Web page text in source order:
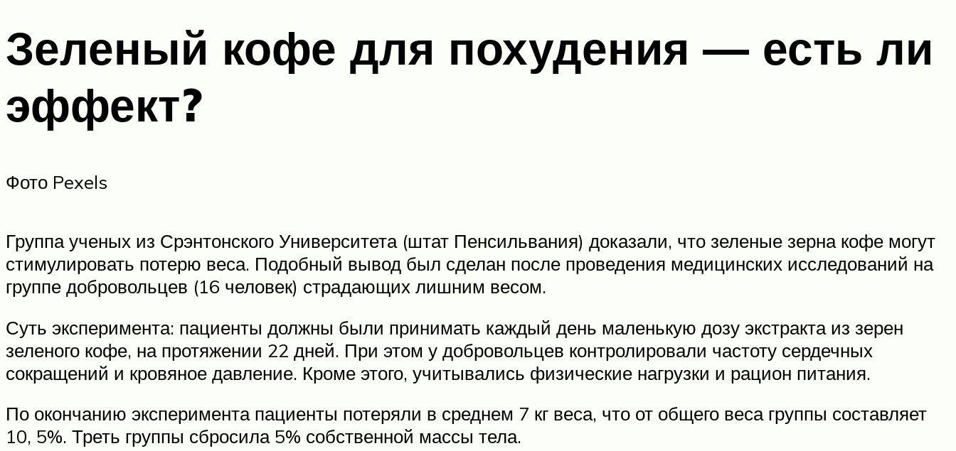
Зеленый кофе для похудения — есть ли
эффект?
Фото Pexels
Группа ученых из Срэнтонского Университета (штат Пенсильвания) доказали, что зеленые зерна кофе могут
стимулировать потерю веса. Подобный вывод был сделан после проведения медицинских исследований на
группе добровольцев (16 человек) страдающих лишним весом.
Суть эксперимента: пациенты должны были принимать каждый день маленькую дозу экстракта из зерен
зеленого кофе, на протяжении 22 дней. При этом у добровольцев контролировали частоту сердечных
сокращений и кровяное давление. Кроме этого, учитывались физические нагрузки и рацион питания.
По окончанию эксперимента пациенты потеряли в среднем 7 кг веса, что от общего веса группы составляет
10, 5%. Треть группы сбросила 5% собственной массы тела.